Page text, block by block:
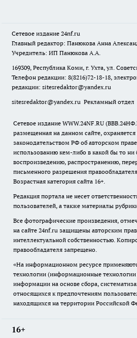
Сетевое издание 24nf.ru
Главный редактор: Панюкова Анна
Учредитель: ИП Панюкова А.А.
169309, Республика Коми, г. Ухта, ул.
Телефон редакции: 8(8216)72-18-18,
редакции: sitesredaktor@yandex.ru
sitesredaktor@yandex.ru Рекламный отдел
Сетевое издание WWW.24NF.RU
размещенная на данном сайте, охраняется
законодательством РФ об авторском
использованию кем-либо в какой бы то
воспроизведению, распространению,
письменного разрешения
Возрастная категория сайта 16+.
Редакция портала не несет
пользователей, а также материалы
Все фотографические произведения,
на сайте 24nf.ru защищены авторским
интеллектуальной собственностью.
правообладателя запрещено.
«На информационном ресурсе
технологии (информационные технологии
информации на основе сбора,
относящихся к предпочтениям
находящихся на территории Российской
16+